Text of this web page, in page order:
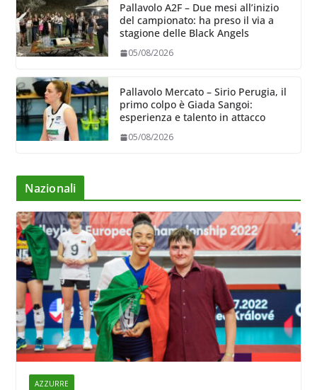
Pallavolo A2F – Due mesi all’inizio
del campionato: ha preso il via a
stagione delle Black Angels
05/08/2026
Pallavolo Mercato – Sirio Perugia, il
primo colpo è Giada Sangoi:
esperienza e talento in attacco
05/08/2026
Nazionali
AZZURRE